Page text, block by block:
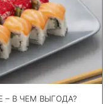
– В ЧЕМ ВЫГОДА?